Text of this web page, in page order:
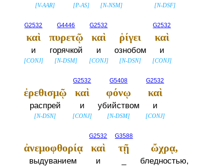
[V-AAR] [P-AS] [N-NSM] [N-DSF]
G2532
καὶ
и
[CONJ]
G4446
πυρετῷ
горячкой
[N-DSM]
G2532
καὶ
и
[CONJ]
ῥίγει
ознобом
[N-DSN]
G2532
καὶ
и
[CONJ]
ἐρεθισμῷ
распрей
[N-DSN]
G2532
καὶ
и
[CONJ]
G5408
φόνῳ
убийством
[N-DSM]
G2532
καὶ
и
[CONJ]
ἀνεμοφθορίᾳ
выдуванием
G2532
καὶ
и
G3588
τῇ ὤχρᾳ,
бледностью,